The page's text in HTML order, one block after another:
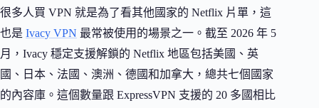
很多人買 VPN 就是為了看其他國家的 Netflix 片單，這
也是 Ivacy VPN 最常被使用的場景之一。截至 2026 年 5
月，Ivacy 穩定支援解鎖的 Netflix 地區包括美國、英
國、日本、法國、澳洲、德國和加拿大，總共七個國家
的內容庫。這個數量跟 ExpressVPN 支援的 20 多國相比